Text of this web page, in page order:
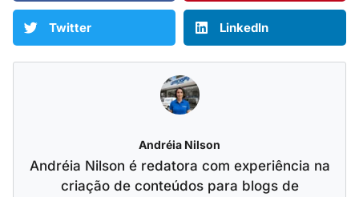
Twitter LinkedIn
Andréia Nilson
Andréia Nilson é redatora com experiência na
criação de conteúdos para blogs de